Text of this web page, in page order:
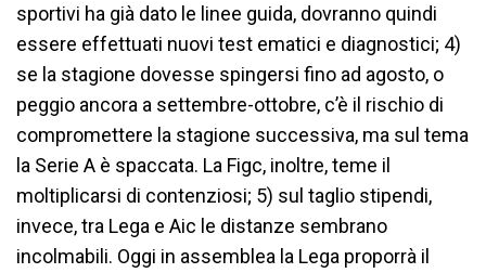
sportivi ha già dato le linee guida, dovranno quindi
essere effettuati nuovi test ematici e diagnostici; 4)
se la stagione dovesse spingersi fino ad agosto, o
peggio ancora a settembre-ottobre, c’è il rischio di
compromettere la stagione successiva, ma sul tema
la Serie A è spaccata. La Figc, inoltre, teme il
moltiplicarsi di contenziosi; 5) sul taglio stipendi,
invece, tra Lega e Aic le distanze sembrano
incolmabili. Oggi in assemblea la Lega proporrà il